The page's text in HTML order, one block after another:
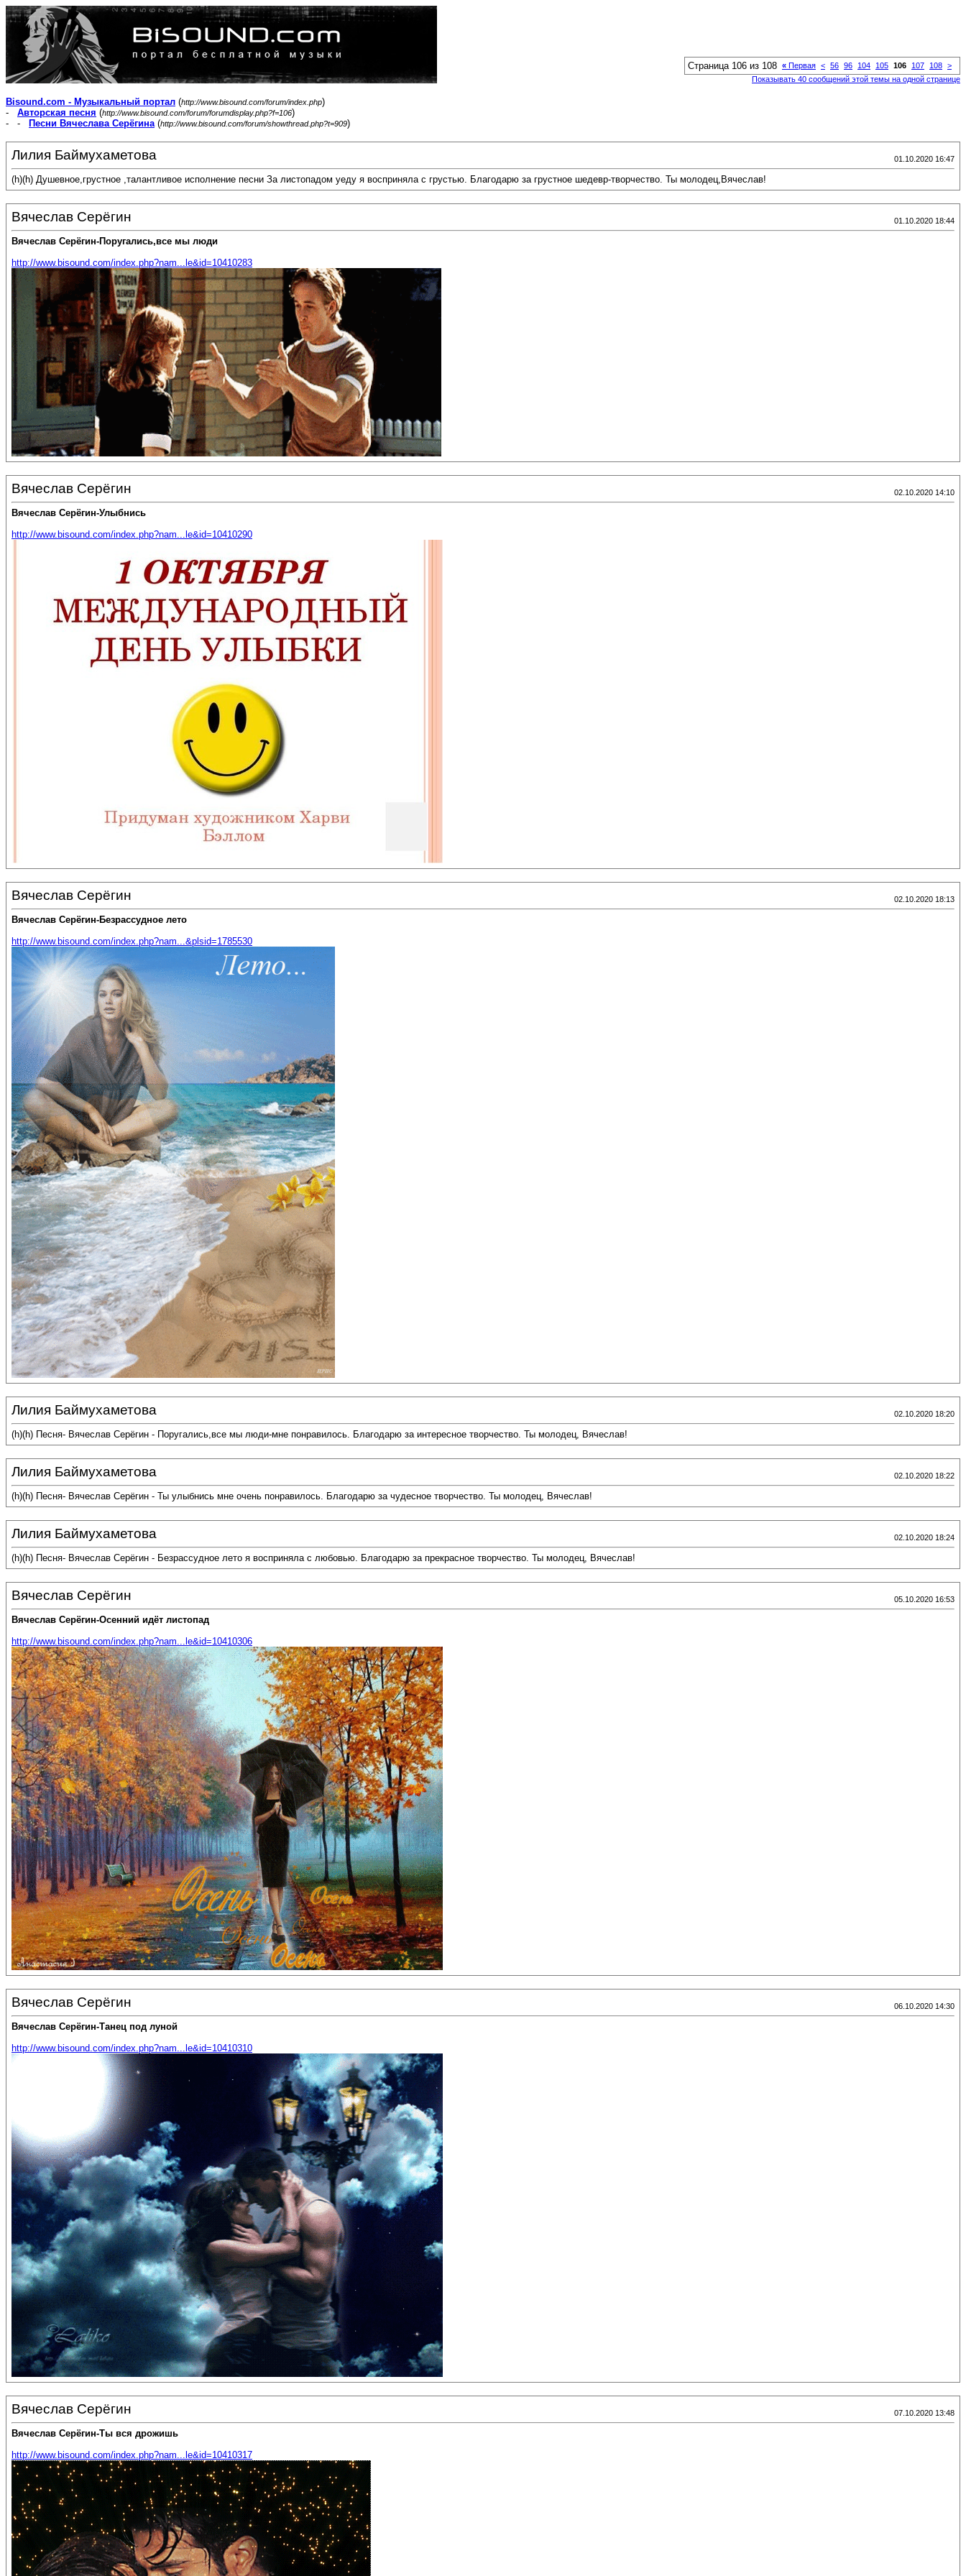
Страница 106 из 108 « Первая < 56 96 104 105 106 107 108 >
Показывать 40 сообщений этой темы на одной странице
Bisound.com - Музыкальный портал (http://www.bisound.com/forum/index.php)
- Авторская песня (http://www.bisound.com/forum/forumdisplay.php?f=106)
- -
Песни Вячеслава Серёгина(http://www.bisound.com/forum/showthread.php?t=909)
Лилия Баймухаметова 01.10.2020 16:47
(h)(h) Душевное,грустное ,талантливое исполнение песни За листопадом уеду я восприняла с грустью. Благодарю за грустное шедевр-творчество. Ты молодец,Вячеслав!
Вячеслав Серёгин 01.10.2020 18:44
Вячеслав Серёгин-Поругались,все мы люди
http://www.bisound.com/index.php?nam...le&id=10410283
Вячеслав Серёгин 02.10.2020 14:10
Вячеслав Серёгин-Улыбнись
http://www.bisound.com/index.php?nam...le&id=10410290
Вячеслав Серёгин 02.10.2020 18:13
Вячеслав Серёгин-Безрассудное лето
http://www.bisound.com/index.php?nam...&plsid=1785530
Лилия Баймухаметова 02.10.2020 18:20
(h)(h) Песня- Вячеслав Серёгин - Поругались,все мы люди-мне понравилось. Благодарю за интересное творчество. Ты молодец, Вячеслав!
Лилия Баймухаметова 02.10.2020 18:22
(h)(h) Песня- Вячеслав Серёгин - Ты улыбнись мне очень понравилось. Благодарю за чудесное творчество. Ты молодец, Вячеслав!
Лилия Баймухаметова 02.10.2020 18:24
(h)(h) Песня- Вячеслав Серёгин - Безрассудное лето я восприняла с любовью. Благодарю за прекрасное творчество. Ты молодец, Вячеслав!
Вячеслав Серёгин 05.10.2020 16:53
Вячеслав Серёгин-Осенний идёт листопад
http://www.bisound.com/index.php?nam...le&id=10410306
Вячеслав Серёгин 06.10.2020 14:30
Вячеслав Серёгин-Танец под луной
http://www.bisound.com/index.php?nam...le&id=10410310
Вячеслав Серёгин 07.10.2020 13:48
Вячеслав Серёгин-Ты вся дрожишь
http://www.bisound.com/index.php?nam...le&id=10410317